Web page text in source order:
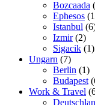
Bozcaada
Ephesos
Istanbul
Izmir(2)
Sigacik (1)
Ungarn (7)
Berlin (1)
Budapest
Work & Travel